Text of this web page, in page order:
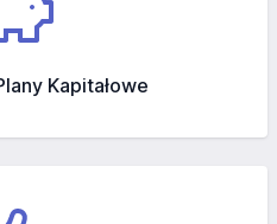
Kapitałowe